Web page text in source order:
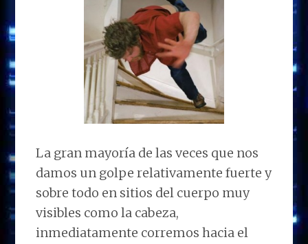
La gran mayoría de las veces que nos
damos un golpe relativamente fuerte y
sobre todo en sitios del cuerpo muy
visibles como la cabeza,
inmediatamente corremos hacia el